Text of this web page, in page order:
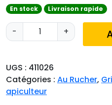
En stock Livraison rapide
-
q
u
n
t
i
t
+
UGS : 411026
Catégories : Au Rucher,
apiculteur